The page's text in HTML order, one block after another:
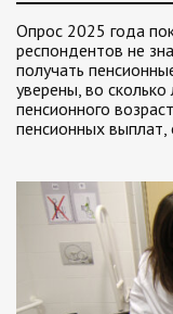
Опрос 2025 года
респондентов не
получать
уверены, во
пенсионного
пенсионных